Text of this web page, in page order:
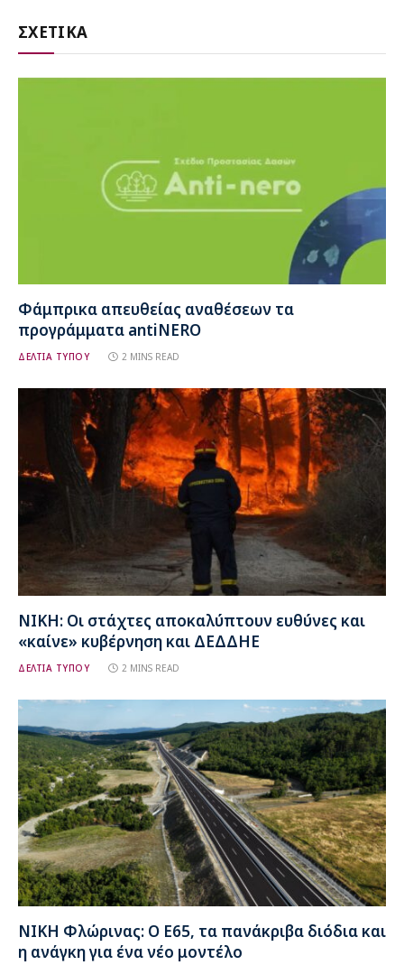
ΣΧΕΤΙΚΑ
Φάμπρικα απευθείας αναθέσεων τα
προγράμματα antiNERO
ΔΕΛΤΙΑ ΤΥΠΟΥ 2 MINS READ
ΝΙΚΗ: Οι στάχτες αποκαλύπτουν ευθύνες και
«καίνε» κυβέρνηση και ΔΕΔΔΗΕ
ΔΕΛΤΙΑ ΤΥΠΟΥ 2 MINS READ
ΝΙΚΗ Φλώρινας: Ο Ε65, τα πανάκριβα διόδια και
η ανάγκη για ένα νέο μοντέλο